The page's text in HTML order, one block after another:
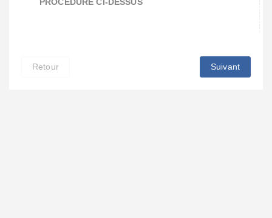
Suivant
Retour